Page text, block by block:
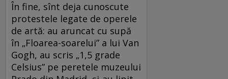
În fine, sînt deja cunoscute
protestele legate de operele
de artă: au aruncat cu supă
în „Floarea-soarelui” a lui Van
Gogh, au scris „1,5 grade
Celsius” pe peretele muzeului